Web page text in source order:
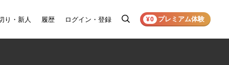
り・新人 履歴 ログイン・登録
検
¥0 プレミアム体験